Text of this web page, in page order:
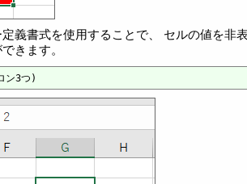
義書式を使用することで、 セルの値を非
きます。